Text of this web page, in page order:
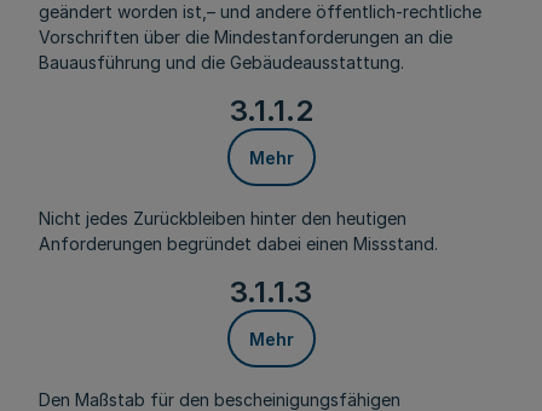
geändert worden ist,– und andere öffentlich-rechtliche
Vorschriften über die Mindestanforderungen an die
Bauausführung und die Gebäudeausstattung.
3.1.1.2
Mehr
Nicht jedes Zurückbleiben hinter den heutigen
Anforderungen begründet dabei einen Missstand.
3.1.1.3
Mehr
Den Maßstab für den bescheinigungsfähigen